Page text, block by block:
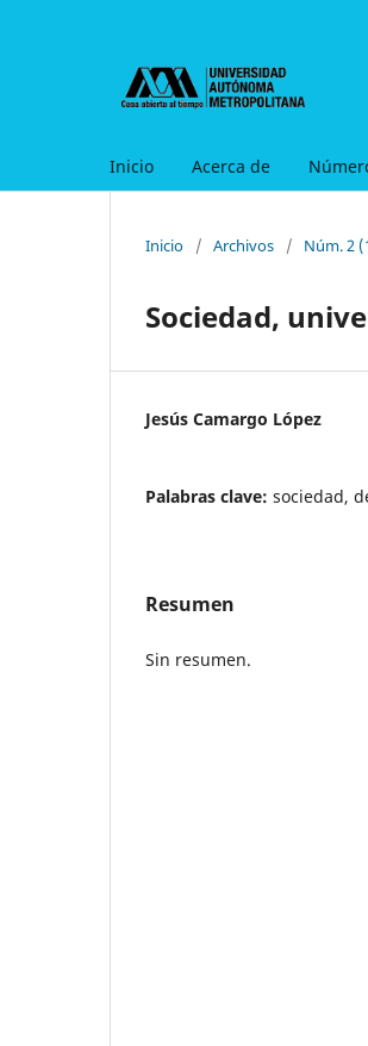
Inicio Acerca de
Inicio / Archivos / Núm. 2
Sociedad,
Jesús Camargo López
Palabras clave: sociedad,
Resumen
Sin resumen.